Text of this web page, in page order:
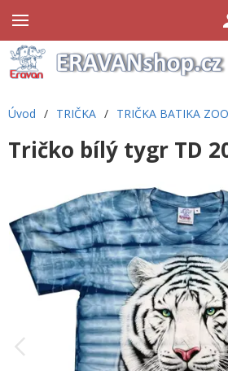
Úvod / TRIČKA / TRIČKA BATIKA ZOO
Tričko bílý tygr TD